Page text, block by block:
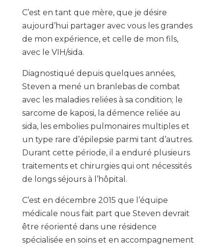
C’est en tant que mère, que je désire
aujourd’hui partager avec vous les grandes
de mon expérience, et celle de mon fils,
avec le VIH/sida.
Diagnostiqué depuis quelques années,
Steven a mené un branlebas de combat
avec les maladies reliées à sa condition; le
sarcome de kaposi, la démence reliée au
sida, les embolies pulmonaires multiples et
un type rare d’épilepsie parmi tant d’autres.
Durant cette période, il a enduré plusieurs
traitements et chirurgies qui ont nécessités
de longs séjours à l’hôpital.
C’est en décembre 2015 que l’équipe
médicale nous fait part que Steven devrait
être réorienté dans une résidence
spécialisée en soins et en accompagnement